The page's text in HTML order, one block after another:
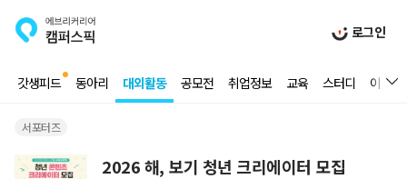
로그인
갓생피드 동아리 대외활동 공모전 취업정보 교육 스터디 이벤트
서포터즈
2026 해, 보기 청년 크리에이터 모집